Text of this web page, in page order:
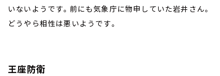
いないようです。前にも気象庁に物申していた岩井さん。
どうやら相性は悪いようです。
王座防衛